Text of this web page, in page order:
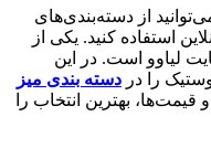
از دسته‌بندی‌های
استفاده کنید. یکی از
لیاوو است. در این
را در دسته بندی میز
بهترین انتخاب را